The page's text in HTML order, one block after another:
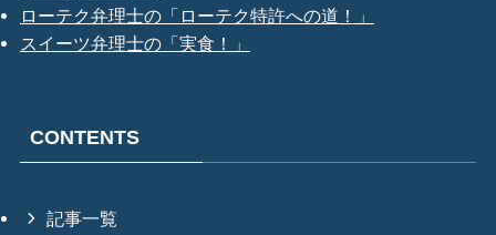
ローテク弁理士の「ローテク特許への道！」
スイーツ弁理士の「実食！」
CONTENTS
記事一覧